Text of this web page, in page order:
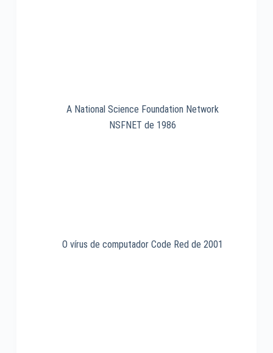
A National Science Foundation Network
NSFNET de 1986
O vírus de computador Code Red de 2001